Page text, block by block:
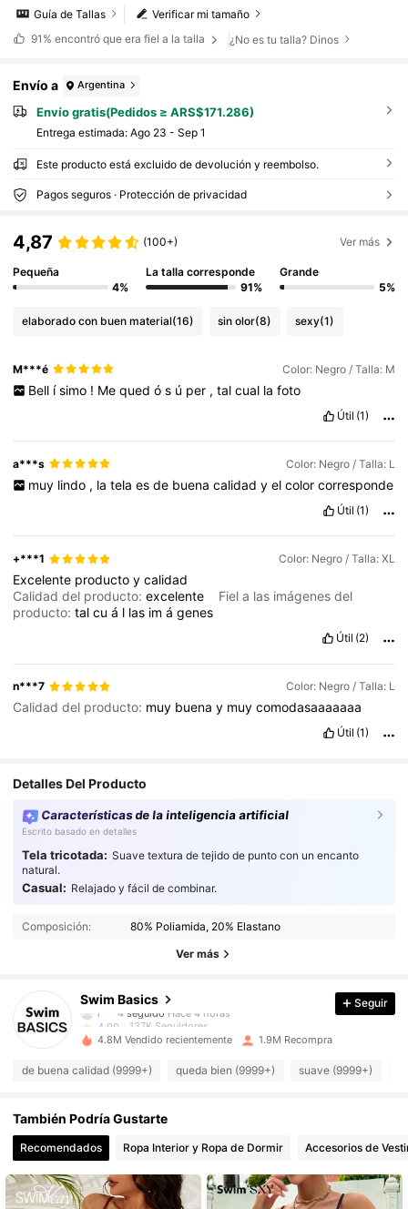
Verificar mi tamaño
Guía de Tallas
91% encontró que era fiel a la talla ¿No es tu talla? Dinos
Envío a Argentina
Envío gratis(Pedidos ≥ ARS$171.286)
Entrega estimada: Ago 23 - Sep 1
Este producto está excluido de devolución y reembolso.
Pagos seguros · Protección de privacidad
4,87 (100+) Ver más
Pequeña
4%
La talla corresponde
91%
Grande
5%
elaborado con buen material(16) sin olor(8) sexy(1)
M***é Color: Negro / Talla: M
Bell ísimo ! Me qued ó s ú per , tal cual la foto
Útil (1)
a***s Color: Negro / Talla: L
muy lindo , la tela es de buena calidad y el color corresponde
Útil (1)
+***1 Color: Negro / Talla: XL
Excelente productoycalidad
Calidad del producto:excelente
Fiel a las imágenes del
producto:talcuá l las imágenes
Útil (2)
n***7 Color: Negro / Talla: L
Calidad del producto: muy buenay muycomodasaaaaaaa
Útil (1)
Detalles Del Producto
Características de la inteligencia artificial
Escrito basado en detalles
Tela tricotada: Suave textura de tejido de punto con un encanto
natural.
Casual: Relajado y fácil de combinar.
Composición: 80% Poliamida, 20% Elastano
Ver más
Swim Basics
4,90 137K Seguidores
137K Seguidores
4,90 137K Seguidores
d***apagó Hace 1 día
4,90 137K Seguidores
4,90 137K Seguidores
Seguir
4.8M Vendido recientemente 1.9M Recompra
de buena calidad (9999+) queda bien (9999+) suave (9999+)
También Podría Gustarte
Recomendados Ropa Interior y Ropa de Dormir Accesorios de